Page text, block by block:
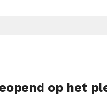
op het